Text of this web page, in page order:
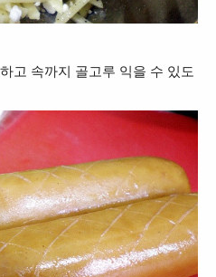
고 속까지 골고루 익을 수 있도